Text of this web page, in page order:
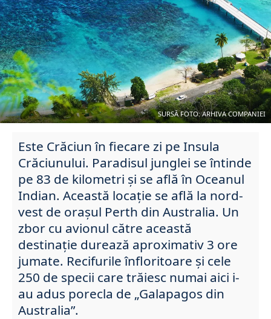
SURSĂ FOTO: ARHIVA COMPANIEI
Este Crăciun în fiecare zi pe Insula
Crăciunului. Paradisul junglei se întinde
pe 83 de kilometri și se află în Oceanul
Indian. Această locație se află la nord-
vest de orașul Perth din Australia. Un
zbor cu avionul către această
destinație durează aproximativ 3 ore
jumate. Recifurile înfloritoare și cele
250 de specii care trăiesc numai aici i-
au adus porecla de „Galapagos din
Australia”.